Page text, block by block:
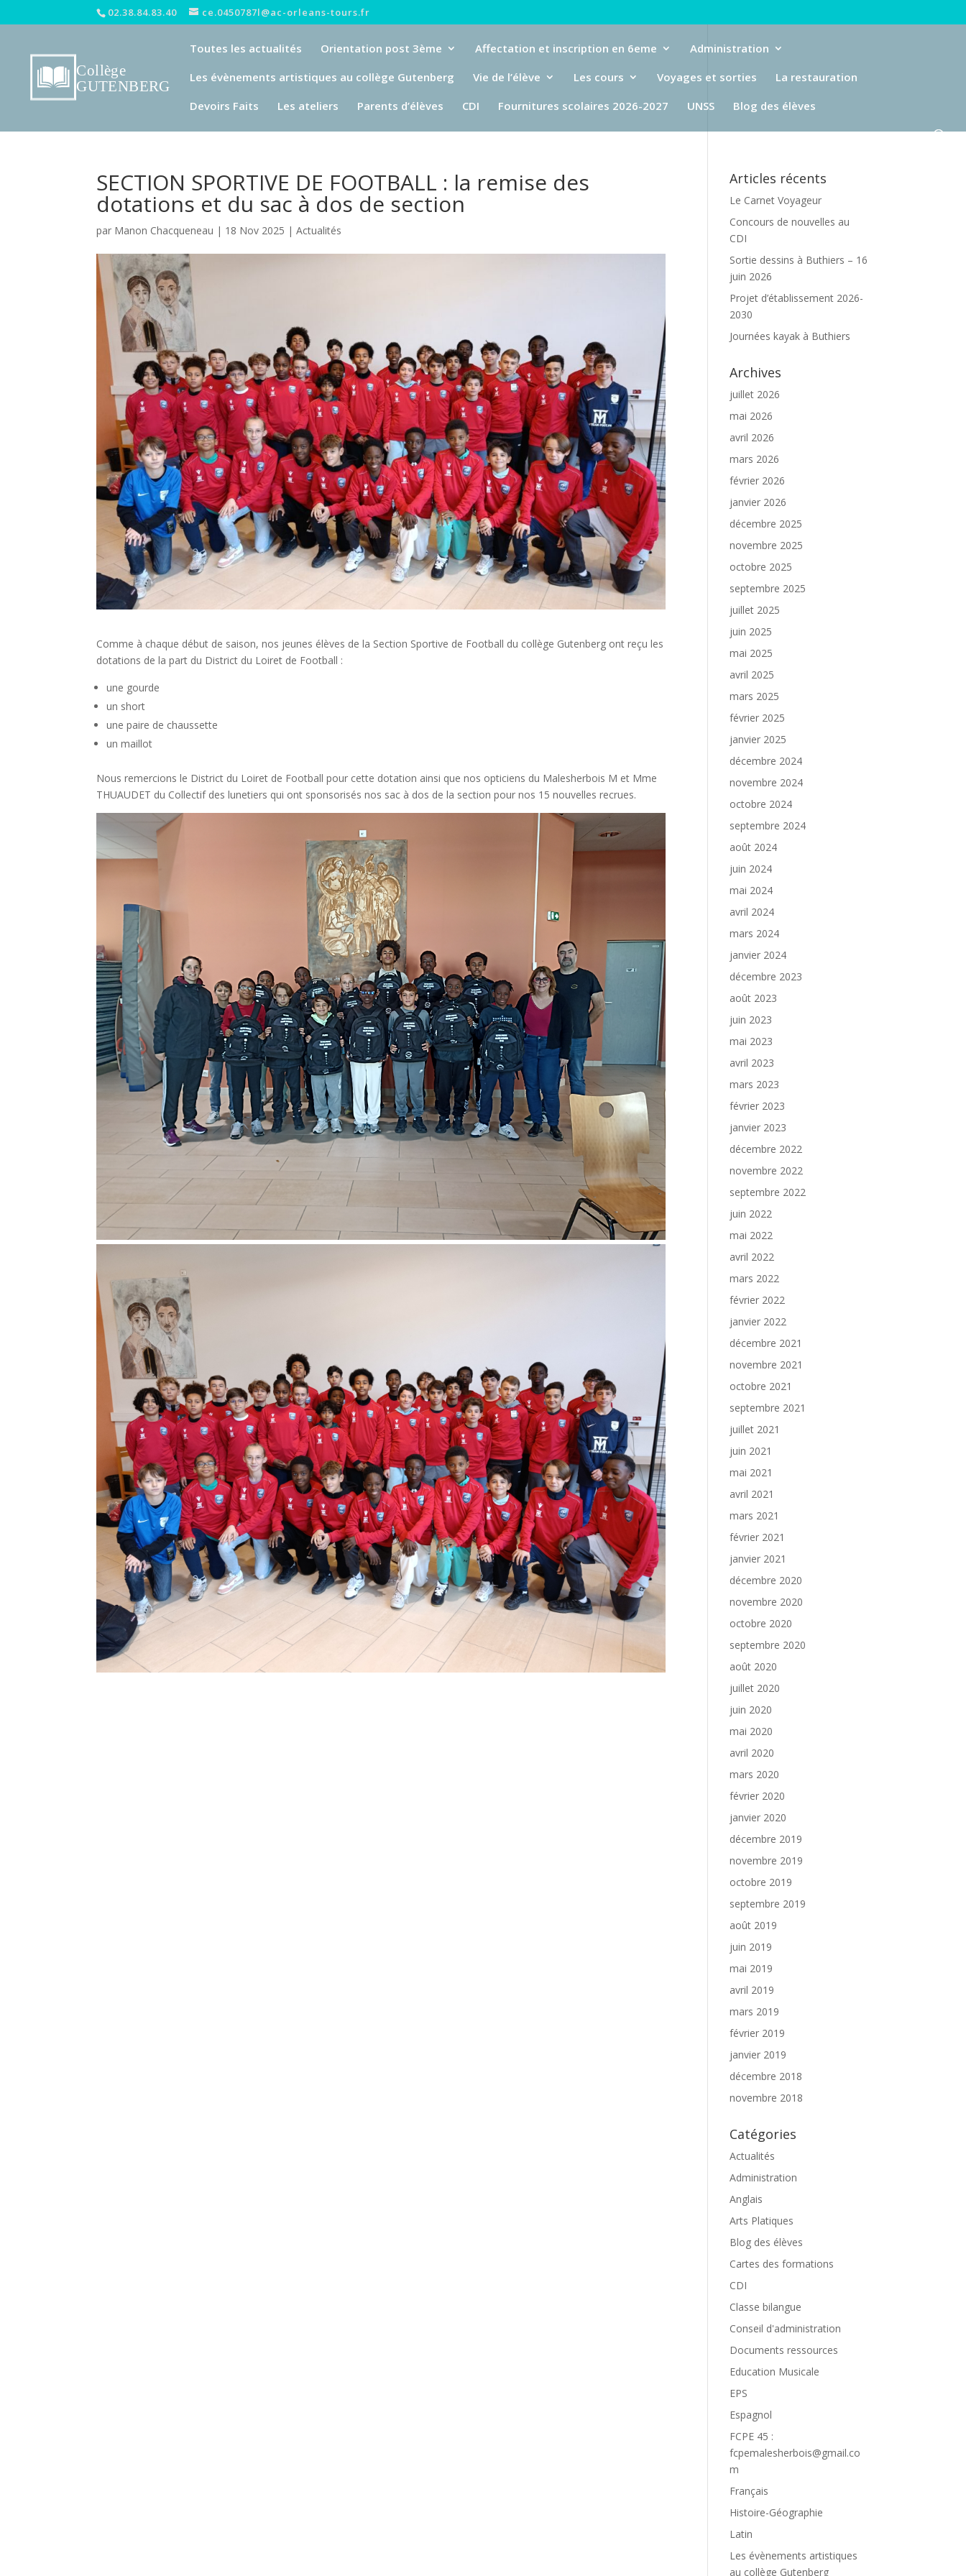
02.38.84.83.40 ce.0450787l@ac-orleans-tours.fr
Toutes les actualités Orientation post 3ème Affectation et inscription en 6eme
Administration
Les évènements artistiques au collège Gutenberg
Vie de l’élève Les cours Voyages et sorties
La restauration
Devoirs Faits
Les ateliers Parents d’élèves CDI Fournitures scolaires 2026-2027 UNSS Blog des élèves
SECTION SPORTIVE DE FOOTBALL : la remise des
dotations et du sac à dos de section
par Manon Chacqueneau | 18 Nov 2025 |Actualités
Comme à chaque début de saison, nos jeunes élèves de la Section Sportive de Football du collège Gutenberg ont reçu les
dotations de la part du District du Loiret de Football :
une gourde
un short
une paire de chaussette
un maillot
Nous remercions le District du Loiret de Football pour cette dotation ainsi que nos opticiens du Malesherbois M et Mme
THUAUDET du Collectif des lunetiers qui ont sponsorisés nos sac à dos de la section pour nos 15 nouvelles recrues.
Articles récents
Le Carnet Voyageur
Concours de nouvelles au
CDI
Sortie dessins à Buthiers – 16
juin 2026
Projet d’établissement 2026-
2030
Journées kayak à Buthiers
Archives
juillet 2026
mai 2026
avril 2026
mars 2026
février 2026
janvier 2026
décembre 2025
novembre 2025
octobre 2025
septembre 2025
juillet 2025
juin 2025
mai 2025
avril 2025
mars 2025
février 2025
janvier 2025
décembre 2024
novembre 2024
octobre 2024
septembre 2024
août 2024
juin 2024
mai 2024
avril 2024
mars 2024
janvier 2024
décembre 2023
août 2023
juin 2023
mai 2023
avril 2023
mars 2023
février 2023
janvier 2023
décembre 2022
novembre 2022
septembre 2022
juin 2022
mai 2022
avril 2022
mars 2022
février 2022
janvier 2022
décembre 2021
novembre 2021
octobre 2021
septembre 2021
juillet 2021
juin 2021
mai 2021
avril 2021
mars 2021
février 2021
janvier 2021
décembre 2020
novembre 2020
octobre 2020
septembre 2020
août 2020
juillet 2020
juin 2020
mai 2020
avril 2020
mars 2020
février 2020
janvier 2020
décembre 2019
novembre 2019
octobre 2019
septembre 2019
août 2019
juin 2019
mai 2019
avril 2019
mars 2019
février 2019
janvier 2019
décembre 2018
novembre 2018
Catégories
Actualités
Administration
Anglais
Arts Platiques
Blog des élèves
Cartes des formations
CDI
Classe bilangue
Conseil d'administration
Documents ressources
Education Musicale
EPS
Espagnol
FCPE 45 :
fcpemalesherbois@gmail.co
m
Français
Histoire-Géographie
Latin
Les évènements artistiques
au collège Gutenberg